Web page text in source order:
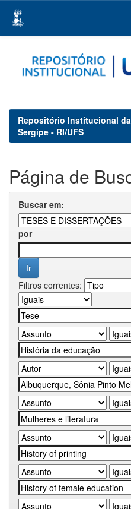
navigation
Repositório Institucional
Sergipe - RI/UFS
Página de
Buscar em:
por
Filtros correntes: